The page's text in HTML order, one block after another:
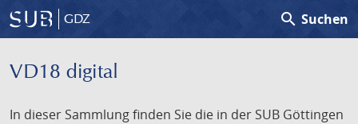
GDZ search Suchen
VD18 digital
In dieser Sammlung finden Sie die in der SUB Göttingen